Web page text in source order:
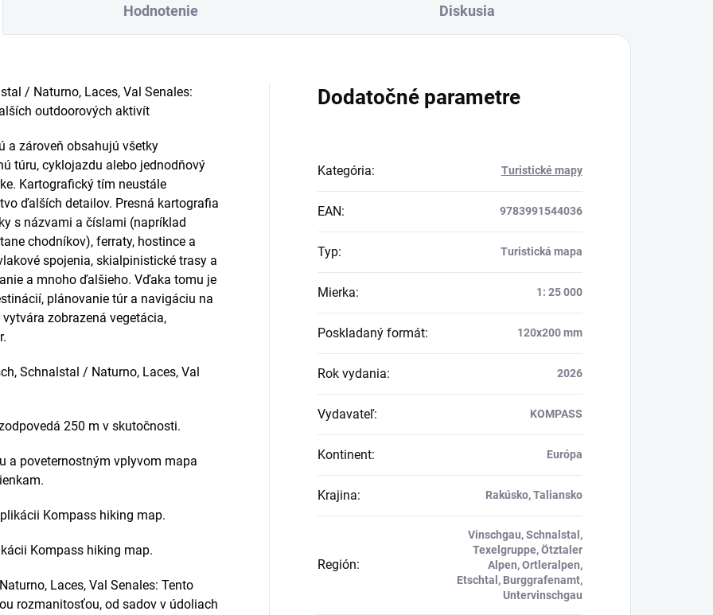
Hodnotenie Diskusia
/ Naturno, Laces, Val Senales:
outdoorových aktivít
a zároveň obsahujú všetky
túru, cyklojazdu alebo jednodňový
Kartografický tím neustále
ďalších detailov. Presná kartografia
s názvami a číslami (napríklad
chodníkov), ferraty, hostince a
spojenia, skialpinistické trasy a
a mnoho ďalšieho. Vďaka tomu je
plánovanie túr a navigáciu na
zobrazená vegetácia,
Schnalstal / Naturno, Laces, Val
250 m v skutočnosti.
a poveternostným vplyvom mapa
Kompass hiking map.
Kompass hiking map.
Laces, Val Senales: Tento
rozmanitosťou, od sadov v údoliach
Dodatočné parametre
Kategória: Turistické mapy
EAN: 9783991544036
Typ: Turistická mapa
Mierka: 1: 25 000
Poskladaný formát: 120x200 mm
Rok vydania: 2026
Vydavateľ: KOMPASS
Kontinent: Európa
Krajina: Rakúsko, Taliansko
Región:
Vinschgau, Schnalstal,
Texelgruppe, Ötztaler
Alpen, Ortleralpen,
Etschtal, Burggrafenamt,
Untervinschgau